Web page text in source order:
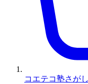
コエテコ塾さが